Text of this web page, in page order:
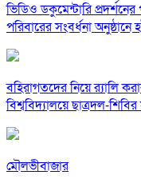
ভিডিও ডকুমেন্টারি
পরিবারের সংবর্ধনা অনুষ্ঠানে
বহিরাগতদের নিয়ে র‍্যালি
বিশ্ববিদ্যালয়ে ছাত্রদল-
মৌলভীবাজার